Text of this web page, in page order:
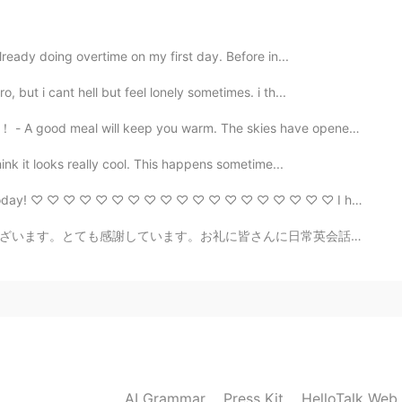
とてもきれいだね☀
2021.03.30 14:30
。 Umbrella をbrolly と言ったりねー。 あと、
doing overtime on my first day. Before in...
but i cant hell but feel lonely sometimes. i th...
meal will keep you warm. The skies have opened up today! It is ...
it looks really cool. This happens sometime...
today! ♡ ♡ ♡ ♡ ♡ ♡ ♡ ♡ ♡ ♡ ♡ ♡ ♡ ♡ ♡ ♡ ♡ ♡ ♡ I heard ...
さんに日常英会話を紹介します。💕ちなみに、今日の晩御飯です。いただきます❤。 【フレーズ】Not to bra...
AI Grammar Press Kit HelloTalk Web